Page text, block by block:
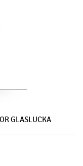
GLASLUCKA